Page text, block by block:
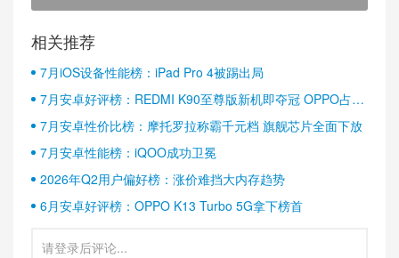
相关推荐
7月iOS设备性能榜：iPad Pro 4被踢出局
7月安卓好评榜：REDMI K90至尊版新机即夺冠 OPPO占据
半壁江山
7月安卓性价比榜：摩托罗拉称霸千元档 旗舰芯片全面下放
7月安卓性能榜：iQOO成功卫冕
2026年Q2用户偏好榜：涨价难挡大内存趋势
6月安卓好评榜：OPPO K13 Turbo 5G拿下榜首